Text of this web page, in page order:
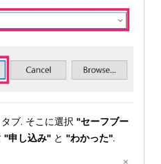
タブ. そこに選択"セーフブー
"申し込み" と"わかった".